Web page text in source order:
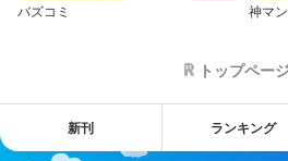
バズコミ 神マ
トップペー
新刊 ランキング